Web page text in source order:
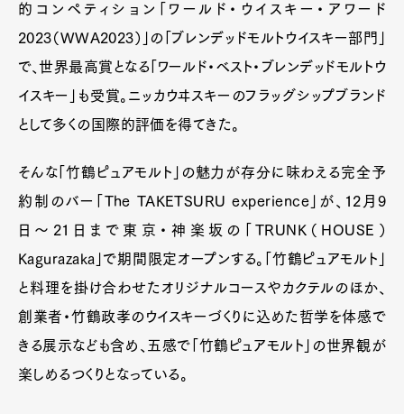
的コンペティション「ワールド・ウイスキー・アワード
2023（WWA2023）」の「ブレンデッドモルトウイスキー部門」
で、世界最高賞となる「ワールド・ベスト・ブレンデッドモルトウ
イスキー」も受賞。ニッカウヰスキーのフラッグシップブランド
として多くの国際的評価を得てきた。
そんな「竹鶴ピュアモルト」の魅力が存分に味わえる完全予
約制のバー「The TAKETSURU experience」が、12月9
日〜21日まで東京・神楽坂の「TRUNK（HOUSE）
Kagurazaka」で期間限定オープンする。「竹鶴ピュアモルト」
と料理を掛け合わせたオリジナルコースやカクテルのほか、
創業者・竹鶴政孝のウイスキーづくりに込めた哲学を体感で
きる展示なども含め、五感で「竹鶴ピュアモルト」の世界観が
楽しめるつくりとなっている。